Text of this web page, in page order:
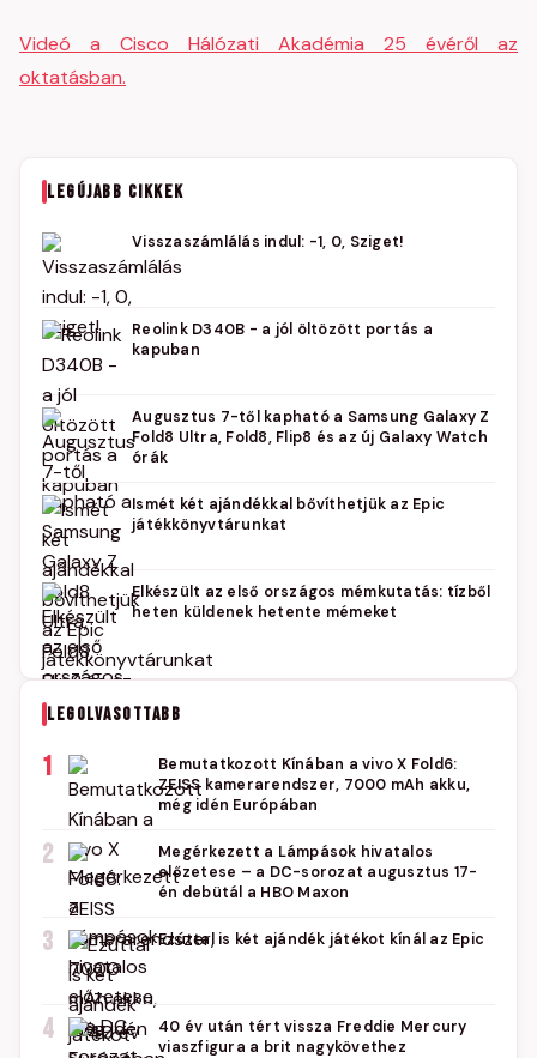
Videó a Cisco Hálózati Akadémia 25 évéről az
oktatásban.
LEGÚJABB CIKKEK
Visszaszámlálás indul: -1, 0, Sziget!
Reolink D340B - a jól öltözött portás a
kapuban
Augusztus 7-től kapható a Samsung Galaxy Z
Fold8 Ultra, Fold8, Flip8 és az új Galaxy Watch
órák
Ismét két ajándékkal bővíthetjük az Epic
játékkönyvtárunkat
Elkészült az első országos mémkutatás: tízből
heten küldenek hetente mémeket
LEGOLVASOTTABB
1
Bemutatkozott Kínában a vivo X Fold6:
ZEISS kamerarendszer, 7000 mAh akku,
még idén Európában
2
Megérkezett a Lámpások hivatalos
előzetese – a DC-sorozat augusztus 17-
én debütál a HBO Maxon
3 Ezúttal is két ajándék játékot kínál az Epic
4
40 év után tért vissza Freddie Mercury
viaszfigura a brit nagykövethez